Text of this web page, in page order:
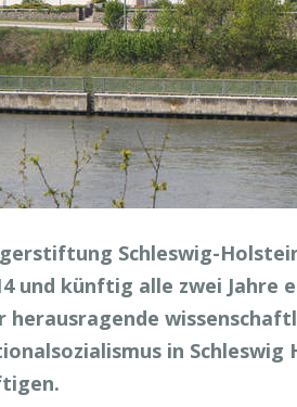
Schleswig-
und künftig alle zwei Jahre
herausragende
in